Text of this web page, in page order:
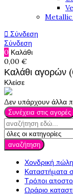
 Σύνδεση
Σύνδεση
0 Καλάθι
0,00 €
Καλάθι αγορών
Κλείσε
Δεν υπάρχουν άλλα
Συνέχεια στις αγορές
αναζήτηση
Χονδρική
Καταστήματα
Τρόποι
Ωράριο